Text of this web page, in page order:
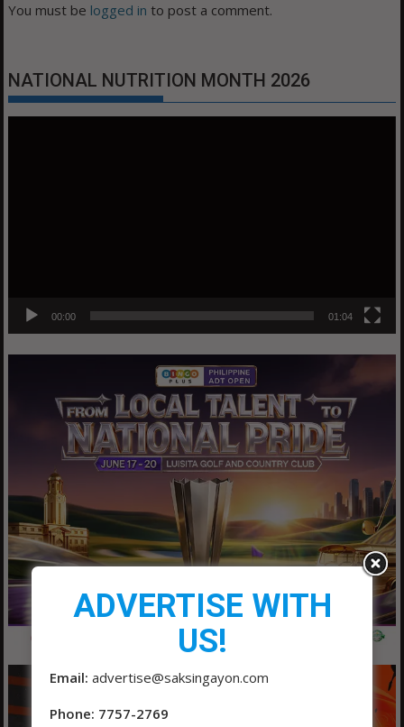
You must be logged in to post a comment.
NATIONAL NUTRITION MONTH 2026
00:00 01:04
ADVERTISE WITH
US!
Email: advertise@saksingayon.com
Phone: 7757-2769